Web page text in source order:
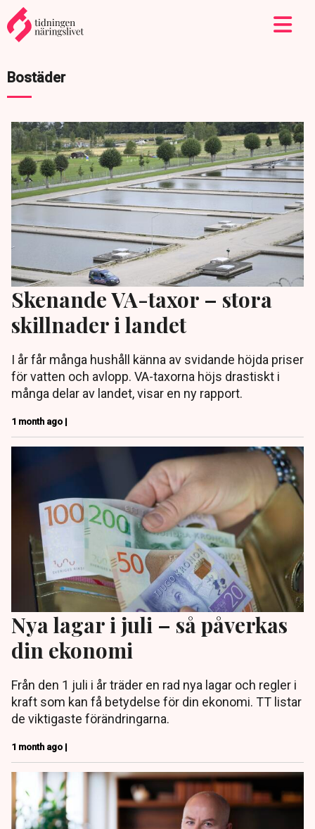
Bostäder
Skenande VA-taxor – stora
skillnader i landet
I år får många hushåll känna av svidande höjda priser
för vatten och avlopp. VA-taxorna höjs drastiskt i
många delar av landet, visar en ny rapport.
1 month ago |
Nya lagar i juli – så påverkas
din ekonomi
Från den 1 juli i år träder en rad nya lagar och regler i
kraft som kan få betydelse för din ekonomi. TT listar
de viktigaste förändringarna.
1 month ago |